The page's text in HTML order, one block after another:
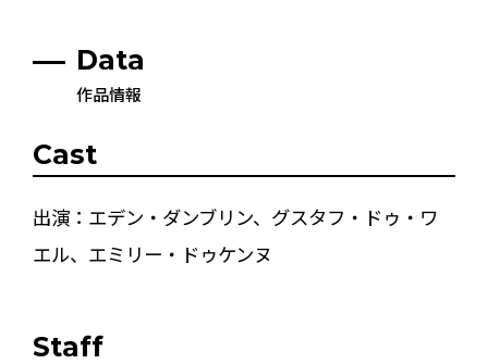
Data
作品情報
Cast
出演：エデン・ダンブリン、グスタフ・ドゥ・ワ
エル、エミリー・ドゥケンヌ
Staff